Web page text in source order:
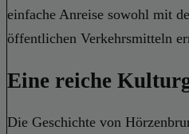
einfache Anreise sowohl mit
öffentlichen Verkehrsmitteln
Eine reiche
Die Geschichte von